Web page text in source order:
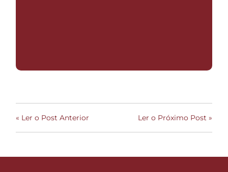
« Ler o Post Anterior Ler o Próximo Post »